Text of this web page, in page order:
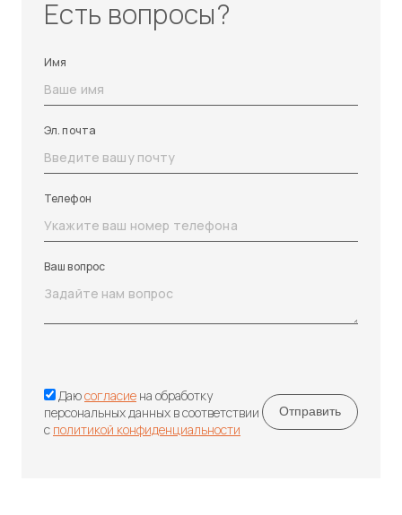
Есть вопросы?
Имя
Эл. почта
Телефон
Ваш вопрос
Даюсогласие на обработку
персональных данных в соответствии
с политикой конфиденциальности